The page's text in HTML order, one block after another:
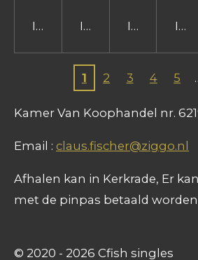
In winkelwagenIn winkelwagen
In In
1 2 3 4 5
Kamer Van Koophandel nr.
Email : claus.fischer@ziggo.nl
Afhalen kan in Kerkrade, Er
met de pinpas betaald worden
© 2020 - 2026 Cfish singles